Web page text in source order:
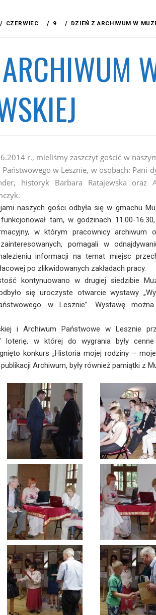
CZERWIEC 9 DZIEŃ Z ARCHIWUM W
r., mieliśmy zaszczyt gościć w
w Lesznie, w osobach: Pani
historyk Barbara Ratajewska oraz
naszych gości odbyła się w gmachu
tam, w godzinach 11.00-
w którym pracownicy archiwum
pomagali w
informacji na temat miejsc
po zlikwidowanych zakładach pracy.
kontynuowano w drugiej siedzibie
się uroczyste otwarcie wystawy
w Lesznie”. Wystawę
i Archiwum Państwowe w Lesznie
loterię, w której do wygrania były cenne
konkurs „Historia mojej rodziny – moje
Archiwum, były również pamiątki z